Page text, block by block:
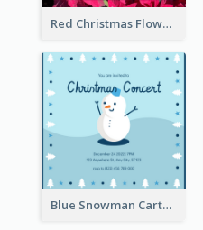
Red Christmas Flower Christmas Dinner Invitation
Blue Snowman Cartoon Christmas Concert Invitation